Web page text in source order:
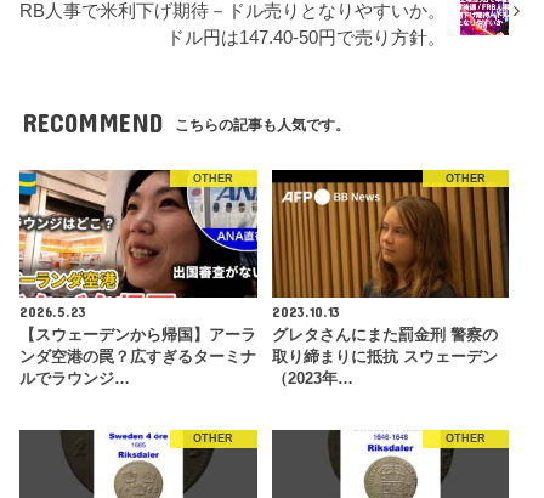
RB人事で米利下げ期待－ドル売りとなりやすいか。
ドル円は147.40-50円で売り方針。
RECOMMEND こちらの記事も人気です。
OTHER
2026.5.23
【スウェーデンから帰国】アーラ
ンダ空港の罠？広すぎるターミナ
ルでラウンジ…
OTHER
2023.10.13
グレタさんにまた罰金刑 警察の
取り締まりに抵抗 スウェーデン
（2023年…
OTHER OTHER